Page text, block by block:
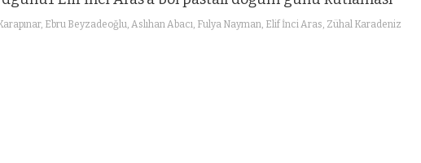
Ebru Beyzadeoğlu, Aslıhan Abacı, Fulya Nayman, Elif İnci Aras, Zühal Karadeniz